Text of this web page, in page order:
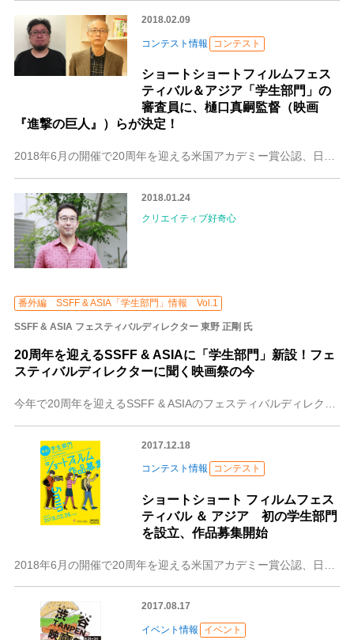
2018.02.09
コンテスト情報 コンテスト
ショートショートフィルムフェス
ティバル＆アジア「学生部門」の
審査員に、樋口真嗣監督（映画
『進撃の巨人』）らが決定！
2018.01.24
クリエイティブ好奇心
番外編 SSFF & ASIA「学生部門」情報 Vol.1
SSFF & ASIA フェスティバルディレクター 東野 正剛 氏
20周年を迎えるSSFF & ASIAに「学生部門」新設！フェ
スティバルディレクターに聞く映画祭の今
2017.12.18
コンテスト情報 コンテスト
ショートショート フィルムフェス
ティバル ＆ アジア 初の学生部門
を設立、作品募集開始
2017.08.17
イベント情報 イベント